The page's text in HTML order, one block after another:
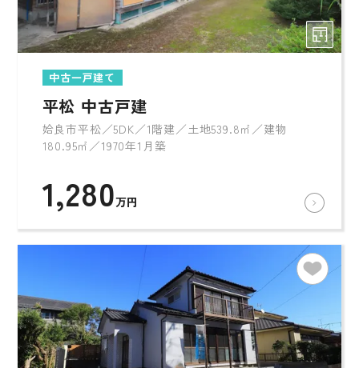
中古一戸建て
平松 中古戸建
姶良市平松／5DK／1階建／土地539.8㎡／建物
180.95㎡／1970年1月築
1,280万円